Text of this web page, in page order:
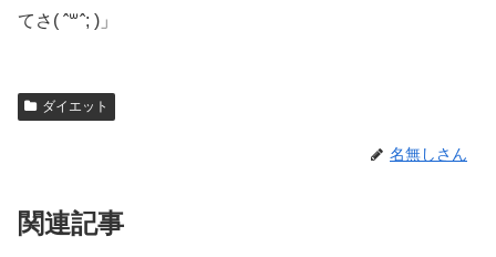
てさ( ˆ꒳ˆ; )」
ダイエット
名無しさん
関連記事